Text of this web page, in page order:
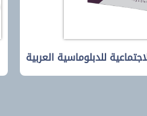
للدبلوماسية العربية